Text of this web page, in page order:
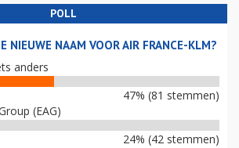
POLL
NIEUWE NAAM VOOR AIR FRANCE-KLM?
anders
47% (81 stemmen)
(EAG)
24% (42 stemmen)